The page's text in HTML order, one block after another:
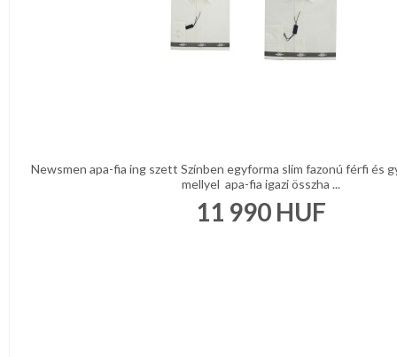
Newsmen apa-fia ing szett Színben egyforma slim fazonú férfi és
mellyel apa-fia igazi összha ...
11 990 HUF